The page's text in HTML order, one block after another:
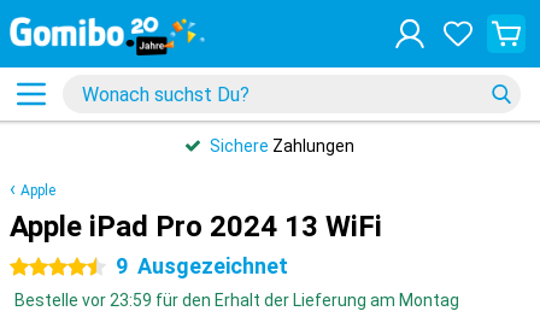
Sichere Zahlungen
Apple
Apple iPad Pro 2024 13 WiFi
4.5 Sterne 9 Ausgezeichnet
Bestelle vor 23:59 für den Erhalt der Lieferung am Montag